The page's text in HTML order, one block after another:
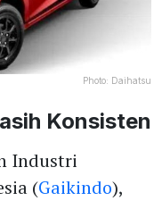
Photo: Daihatsu
Konsisten
Industri
(Gaikindo),